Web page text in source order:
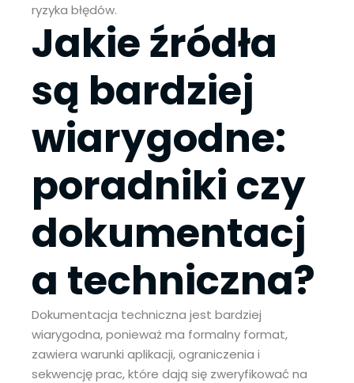
ryzyka błędów.
Jakie źródła
są bardziej
wiarygodne:
poradniki czy
dokumentacj
a techniczna?
Dokumentacja techniczna jest bardziej
wiarygodna, ponieważ ma formalny format,
zawiera warunki aplikacji, ograniczenia i
sekwencję prac, które dają się zweryfikować na